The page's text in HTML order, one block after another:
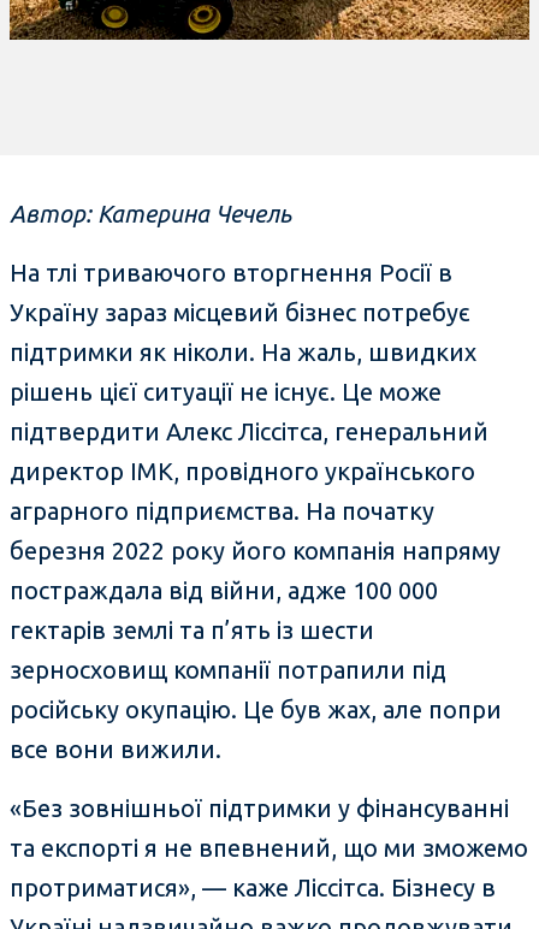
Автор: Катерина Чечель
На тлі триваючого вторгнення Росії в
Україну зараз місцевий бізнес потребує
підтримки як ніколи. На жаль, швидких
рішень цієї ситуації не існує. Це може
підтвердити Алекс Ліссітса, генеральний
директор ІМК, провідного українського
аграрного підприємства. На початку
березня 2022 року його компанія напряму
постраждала від війни, адже 100 000
гектарів землі та п’ять із шести
зерносховищ компанії потрапили під
російську окупацію. Це був жах, але попри
все вони вижили.
«Без зовнішньої підтримки у фінансуванні
та експорті я не впевнений, що ми зможемо
протриматися», — каже Ліссітса. Бізнесу в